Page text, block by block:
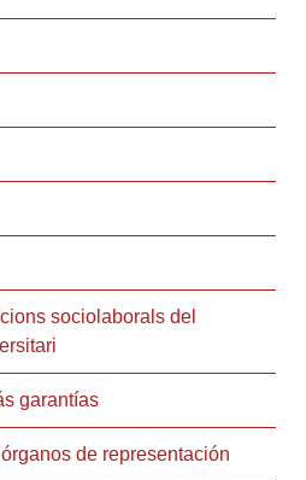
sociolaborals del
garantías
de representación